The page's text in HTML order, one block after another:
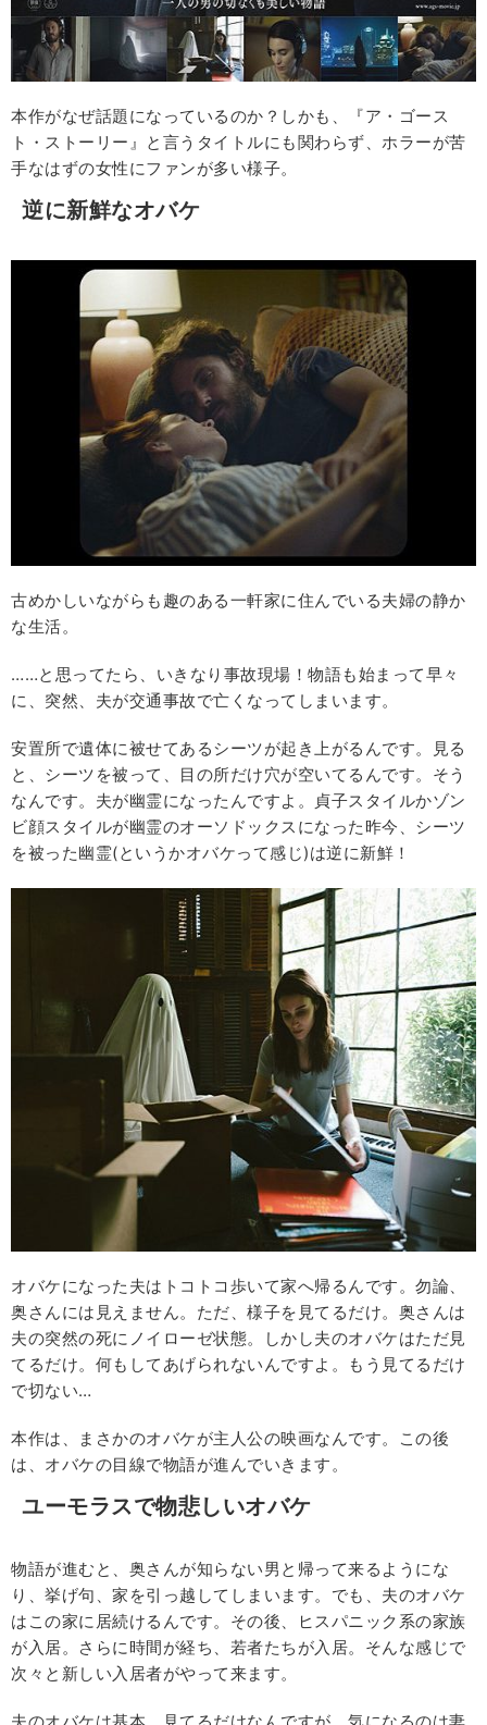
本作がなぜ話題になっているのか？しかも、『ア・ゴース
ト・ストーリー』と言うタイトルにも関わらず、ホラーが苦
手なはずの女性にファンが多い様子。
逆に新鮮なオバケ
古めかしいながらも趣のある一軒家に住んでいる夫婦の静か
な生活。
……と思ってたら、いきなり事故現場！物語も始まって早々
に、突然、夫が交通事故で亡くなってしまいます。
安置所で遺体に被せてあるシーツが起き上がるんです。見る
と、シーツを被って、目の所だけ穴が空いてるんです。そう
なんです。夫が幽霊になったんですよ。貞子スタイルかゾン
ビ顔スタイルが幽霊のオーソドックスになった昨今、シーツ
を被った幽霊(というかオバケって感じ)は逆に新鮮！
オバケになった夫はトコトコ歩いて家へ帰るんです。勿論、
奥さんには見えません。ただ、様子を見てるだけ。奥さんは
夫の突然の死にノイローゼ状態。しかし夫のオバケはただ見
てるだけ。何もしてあげられないんですよ。もう見てるだけ
で切ない…
本作は、まさかのオバケが主人公の映画なんです。この後
は、オバケの目線で物語が進んでいきます。
ユーモラスで物悲しいオバケ
物語が進むと、奥さんが知らない男と帰って来るようにな
り、挙げ句、家を引っ越してしまいます。でも、夫のオバケ
はこの家に居続けるんです。その後、ヒスパニック系の家族
が入居。さらに時間が経ち、若者たちが入居。そんな感じで
次々と新しい入居者がやって来ます。